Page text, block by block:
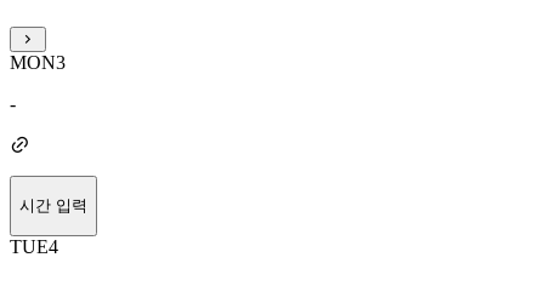
MON3
-
시간 입력
TUE4